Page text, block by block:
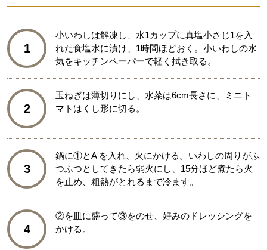
1
小いわしは解凍し、水1カップに真塩小さじ1を入
れた食塩水に漬け、1時間ほどおく。小いわしの水
気をキッチンペーパーで軽く拭き取る。
2
玉ねぎは薄切りにし、水菜は6cm長さに、ミニト
マトはくし形に切る。
3
鍋に①とA を入れ、火にかける。いわしの周りがふ
つふつとしてきたら弱火にし、15分ほど煮たら火
を止め、粗熱がとれるまで冷ます。
4
②を皿に盛って③をのせ、好みのドレッシングを
かける。